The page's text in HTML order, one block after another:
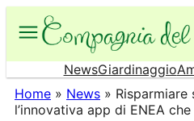
contenuto
NewsGiardinaggio
Home » News » Risparmiare
l’innovativa app di ENEA